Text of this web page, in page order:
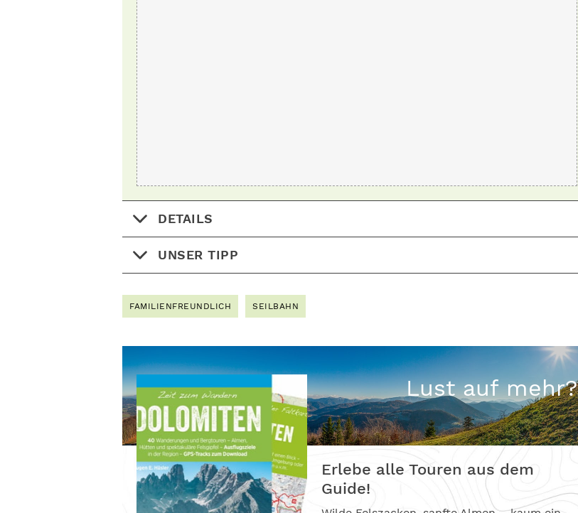
DETAILS
UNSER TIPP
FAMILIENFREUNDLICH SEILBAHN
Lust auf mehr?
Erlebe alle Touren aus dem
Guide!